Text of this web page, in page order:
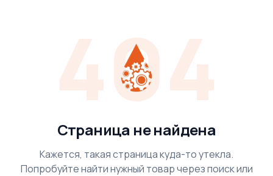
404
Страница не найдена
Кажется, такая страница куда-то утекла.
Попробуйте найти нужный товар через поиск или